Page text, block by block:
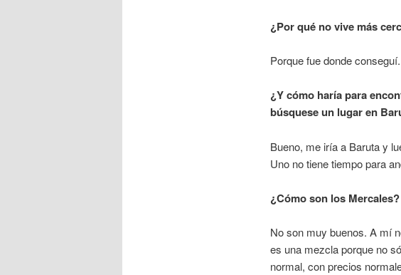
¿Por qué no vive más
Porque fue donde conseguí.
¿Y cómo haría para
búsquese un lugar en
Bueno, me iría a Baruta y
Uno no tiene tiempo para
¿Cómo son los Mercales?
No son muy buenos. A mí
es una mezcla porque no
normal, con precios